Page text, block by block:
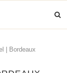
| Bordeaux